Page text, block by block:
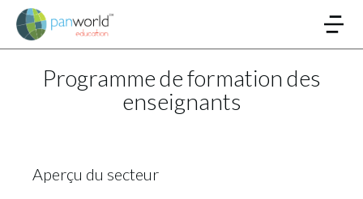
Programme de formation des
enseignants
Aperçu du secteur